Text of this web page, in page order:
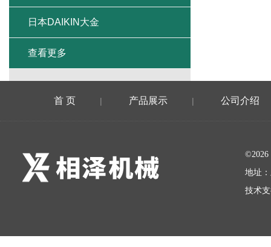
日本DAIKIN大金
查看更多
首 页 | 产品展示 | 公司介绍
地址
技术